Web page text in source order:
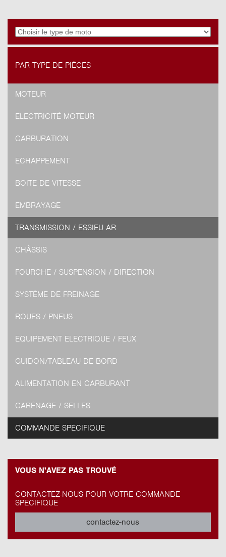
PAR TYPE DE PIÈCES
MOTEUR
ELECTRICITÉ MOTEUR
CARBURATION
ECHAPPEMENT
BOITE DE VITESSE
EMBRAYAGE
TRANSMISSION / ESSIEU AR
CHÂSSIS
FOURCHE / SUSPENSION / DIRECTION
SYSTÈME DE FREINAGE
ROUES / PNEUS
EQUIPEMENT ELECTRIQUE / FEUX
GUIDON/TABLEAU DE BORD
ALIMENTATION EN CARBURANT
CARÉNAGE / SELLES
COMMANDE SPÉCIFIQUE
VOUS N'AVEZ PAS TROUVÉ
CONTACTEZ-NOUS POUR VOTRE COMMANDE
SPÉCIFIQUE
contactez-nous